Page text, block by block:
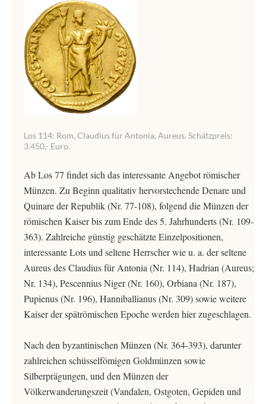
Los 114: Rom, Claudius für Antonia, Aureus. Schätzpreis:
3.450,- Euro.
Ab Los 77 findet sich das interessante Angebot römischer
Münzen. Zu Beginn qualitativ hervorstechende Denare und
Quinare der Republik (Nr. 77-108), folgend die Münzen der
römischen Kaiser bis zum Ende des 5. Jahrhunderts (Nr. 109-
363). Zahlreiche günstig geschätzte Einzelpositionen,
interessante Lots und seltene Herrscher wie u. a. der seltene
Aureus des Claudius für Antonia (Nr. 114), Hadrian (Aureus;
Nr. 134), Pescennius Niger (Nr. 160), Orbiana (Nr. 187),
Pupienus (Nr. 196), Hanniballianus (Nr. 309) sowie weitere
Kaiser der spätrömischen Epoche werden hier zugeschlagen.
Nach den byzantinischen Münzen (Nr. 364-393), darunter
zahlreichen schüsselfömigen Goldmünzen sowie
Silberprägungen, und den Münzen der
Völkerwanderungszeit (Vandalen, Ostgoten, Gepiden und